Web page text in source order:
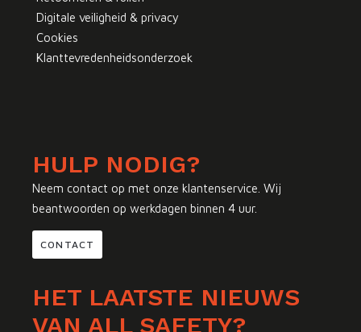
Digitale veiligheid & privacy
Cookies
Klanttevredenheidsonderzoek
HULP NODIG?
Neem contact op met onze klantenservice. Wij
beantwoorden op werkdagen binnen 4 uur.
CONTACT
HET LAATSTE NIEUWS
VAN ALL SAFETY?